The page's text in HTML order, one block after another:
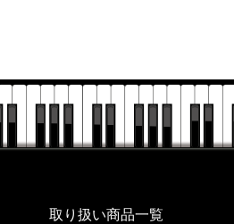
会社ピアノプラザ
取り扱い商品一覧